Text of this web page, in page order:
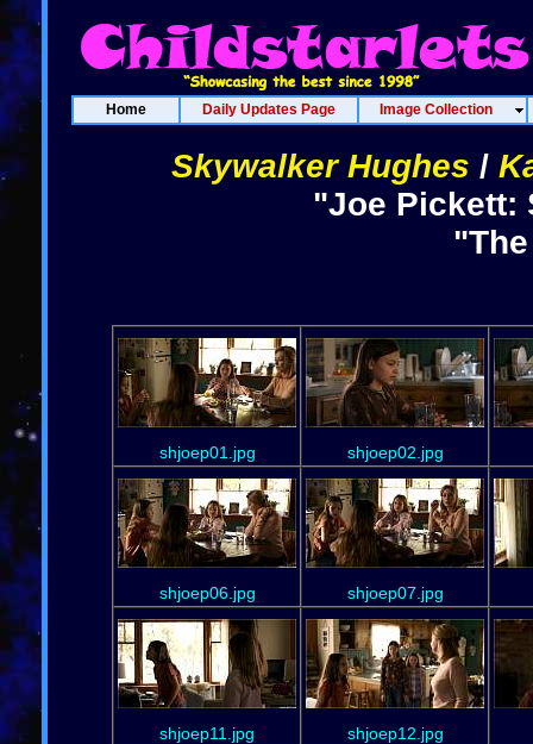
Home Daily Updates Page Image Collection
Skywalker Hughes /
"Joe Pickett:
shjoep01.jpg shjoep02.jpg
shjoep06.jpg shjoep07.jpg
shjoep11.jpg shjoep12.jpg